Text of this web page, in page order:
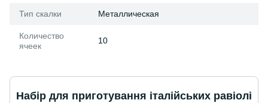
Тип скалки Металлическая
Количество
ячеек
10
Набір для приготування італійських равіолі